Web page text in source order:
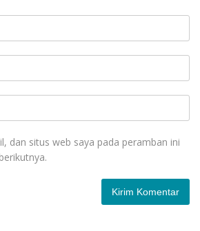
dan situs web saya pada peramban ini